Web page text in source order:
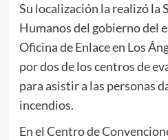
Su localización la realizó la
Humanos del gobierno del
Oficina de Enlace en Los
por dos de los centros de
para asistir a las personas
incendios.
En el Centro de